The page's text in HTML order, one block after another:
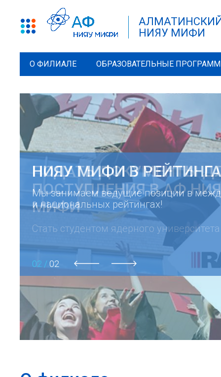
НИЯУ МИФИ
О ФИЛИАЛЕ ОБРАЗОВАТЕЛЬНЫЕ
previous
НИЯУ МИФИ В
Мы занимаем ведущие позиции в
и национальных рейтингах!
02 / 02